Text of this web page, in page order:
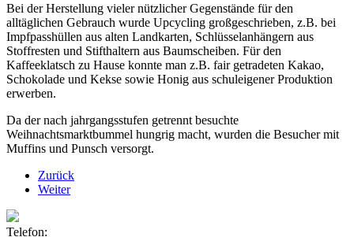
Bei der Herstellung vieler nützlicher Gegenstände für den
alltäglichen Gebrauch wurde Upcycling großgeschrieben, z.B. bei
Impfpasshüllen aus alten Landkarten, Schlüsselanhängern aus
Stoffresten und Stifthaltern aus Baumscheiben. Für den
Kaffeeklatsch zu Hause konnte man z.B. fair getradeten Kakao,
Schokolade und Kekse sowie Honig aus schuleigener Produktion
erwerben.
Da der nach jahrgangsstufen getrennt besuchte
Weihnachtsmarktbummel hungrig macht, wurden die Besucher mit
Muffins und Punsch versorgt.
Zurück
Weiter
Telefon: